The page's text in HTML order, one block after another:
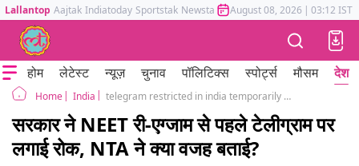
Lallantop Aajtak Indiatoday Sportstak Newstak Mumbai Tak Astrotak
August 08, 2026 | 03:12 IST
होम लेटेस्ट न्यूज़ चुनाव पॉलिटिक्स स्पोर्ट्स मौसम देश
Home India telegram restricted in india temporarily amid re neet exam nta alleges fraud paper leak
सरकार ने NEET री-एग्जाम से पहले टेलीग्राम पर
लगाई रोक, NTA ने क्या वजह बताई?